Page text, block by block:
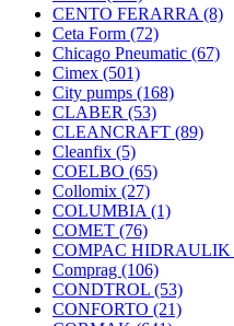
CENTO FERARRA (8)
Ceta Form (72)
Chicago Pneumatic (67)
Cimex (501)
City pumps (168)
CLABER (53)
CLEANCRAFT (89)
Cleanfix (5)
COELBO (65)
Collomix (27)
COLUMBIA (1)
COMET (76)
COMPAC HIDRAULIK
Comprag (106)
CONDTROL (53)
CONFORTO (21)